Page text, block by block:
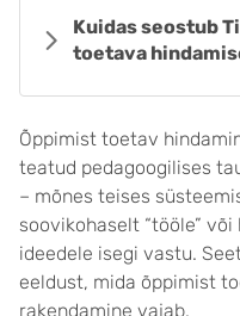
Kuidas seostub
toetava
Õppimist toetav
teatud pedagoogilises
– mõnes teises
soovikohaselt “tööle”
ideedele isegi vastu.
eeldust, mida õppimist
rakendamine vajab.